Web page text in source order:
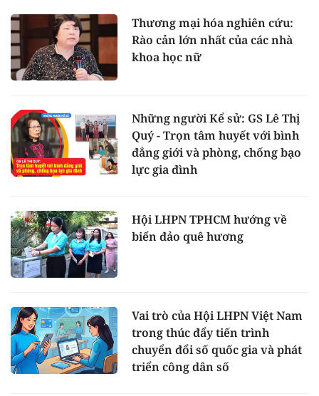
Thương mại hóa nghiên cứu:
Rào cản lớn nhất của các nhà
khoa học nữ
Những người Kể sử: GS Lê Thị
Quý - Trọn tâm huyết với bình
đẳng giới và phòng, chống bạo
lực gia đình
Hội LHPN TPHCM hướng về
biển đảo quê hương
Vai trò của Hội LHPN Việt Nam
trong thúc đẩy tiến trình
chuyển đổi số quốc gia và phát
triển công dân số